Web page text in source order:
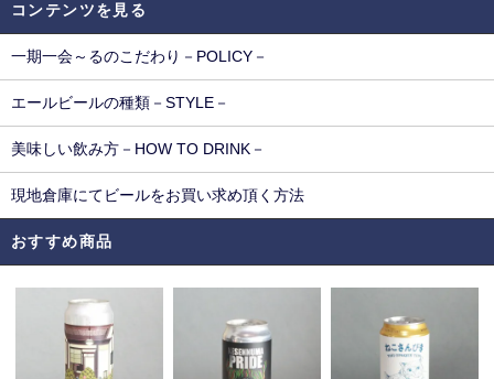
コンテンツを見る
一期一会～るのこだわり－POLICY－
エールビールの種類－STYLE－
美味しい飲み方－HOW TO DRINK－
現地倉庫にてビールをお買い求め頂く方法
おすすめ商品